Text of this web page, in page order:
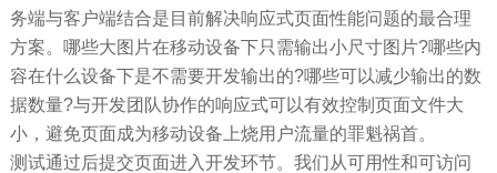
务端与客户端结合是目前解决响应式页面性能问题的最合理
方案。哪些大图片在移动设备下只需输出小尺寸图片?哪些内
容在什么设备下是不需要开发输出的?哪些可以减少输出的数
据数量?与开发团队协作的响应式可以有效控制页面文件大
小，避免页面成为移动设备上烧用户流量的罪魁祸首。
测试通过后提交页面进入开发环节。我们从可用性和可访问